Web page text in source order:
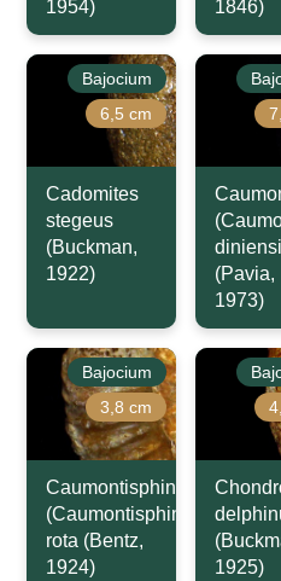
1954)
1846)
Bajocium
6,5 cm
Cadomites
stegeus
(Buckman,
1922)
(Pavia,
1973)
Bajocium
3,8 cm
Caumontisphinctes
(Caumontisphinctes)
rota (Bentz,
1924)
1925)